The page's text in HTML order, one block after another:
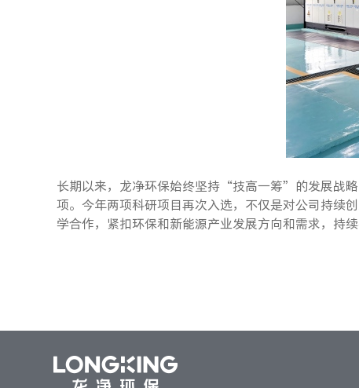
长期以来，龙净环保始终坚持“技高一筹”的发展战
项。今年两项科研项目再次入选，不仅是对公司持续
学合作，紧扣环保和新能源产业发展方向和需求，持